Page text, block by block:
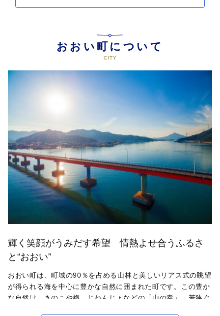
おおい町について
輝く笑顔がうみだす希望 情熱よせ合うふるさ
と“おおい”
おおい町は、町域の90％を占める山林と美しいリアス式の眺望
が得られる海を中心に豊かな自然に囲まれた町です。この豊か
な自然は、きのこや梅、じねんじょなどの「山の幸」、若狭ぐ